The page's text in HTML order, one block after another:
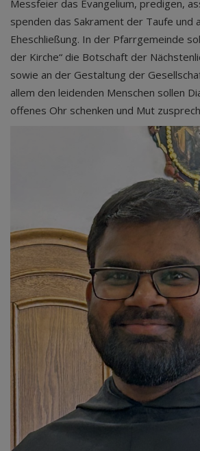
Messfeier das Evangelium, predigen,
spenden das Sakrament der Taufe und
Eheschließung. In der Pfarrgemeinde
der Kirche“ die Botschaft der
sowie an der Gestaltung der
allem den leidenden Menschen sollen
offenes Ohr schenken und Mut